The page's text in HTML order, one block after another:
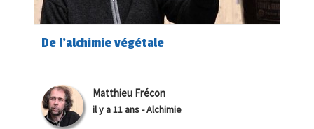
De l’alchimie végétale
Matthieu Frécon
il y a 11 ans-Alchimie